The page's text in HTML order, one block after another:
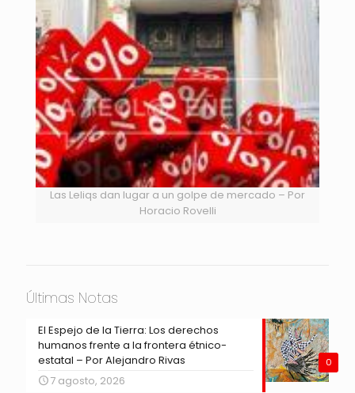
Las Leliqs dan lugar a un golpe de mercado – Por
Horacio Rovelli
Últimas Notas
0
El Espejo de la Tierra: Los derechos
humanos frente a la frontera étnico-
estatal – Por Alejandro Rivas
7 agosto, 2026